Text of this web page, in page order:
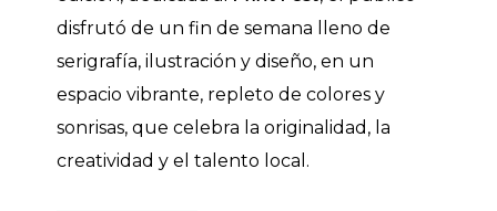
disfrutó de un fin de semana lleno de
serigrafía, ilustración y diseño, en un
espacio vibrante, repleto de colores y
sonrisas, que celebra la originalidad, la
creatividad y el talento local.